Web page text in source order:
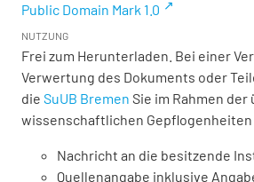
Public Domain Mark 1.0
NUTZUNG
Frei zum Herunterladen. Bei einer
Verwertung des Dokuments oder
die SuUB Bremen Sie im Rahmen der
wissenschaftlichen Gepflogenheiten
Nachricht an die besitzende
Quellenangabe inklusive